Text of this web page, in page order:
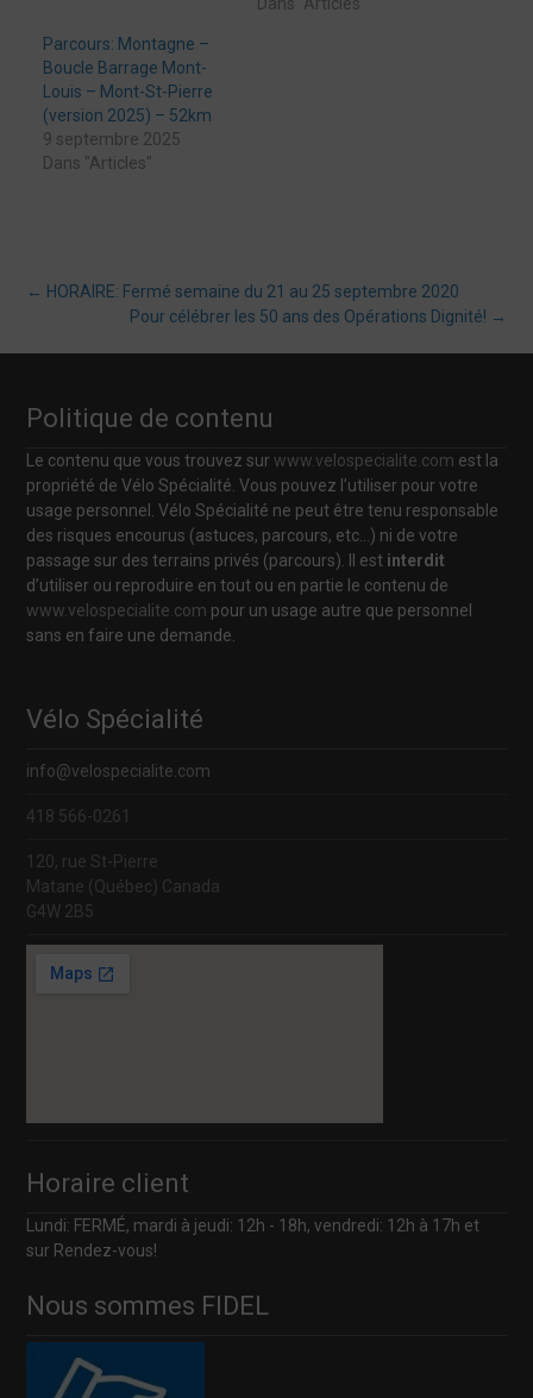
Dans "Articles"
Parcours: Montagne –
Boucle Barrage Mont-
Louis – Mont-St-Pierre
(version 2025) – 52km
9 septembre 2025
Dans "Articles"
Post
navigation
← HORAIRE: Fermé semaine du 21 au 25 septembre 2020
Pour célébrer les 50 ans des Opérations Dignité! →
Politique de contenu
Le contenu que vous trouvez surwww.velospecialite.com est la
propriété de Vélo Spécialité. Vous pouvez l’utiliser pour votre
usage personnel. Vélo Spécialité ne peut être tenu responsable
des risques encourus (astuces, parcours, etc…) ni de votre
passage sur des terrains privés (parcours). Il est interdit
d’utiliser ou reproduire en tout ou en partie le contenu de
www.velospecialite.com pour un usage autre que personnel
sans en faire une demande.
Vélo Spécialité
info@velospecialite.com
418 566-0261
120, rue St-Pierre
Matane (Québec) Canada
G4W 2B5
Horaire client
Lundi: FERMÉ, mardi à jeudi: 12h - 18h, vendredi: 12h à 17h et
sur Rendez-vous!
Nous sommes FIDEL